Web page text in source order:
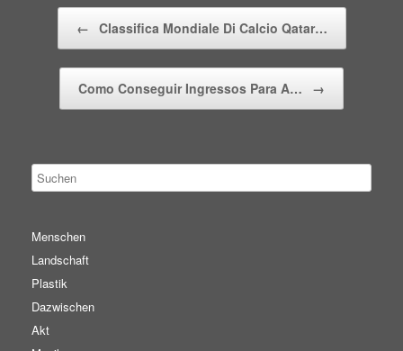
← Classifica Mondiale Di Calcio Qatar…
Como Conseguir Ingressos Para A… →
Menschen
Landschaft
Plastik
Dazwischen
Akt